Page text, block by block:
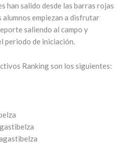
han salido desde las barras rojas
alumnos empiezan a disfrutar
saliendo al campo y
periodo de iniciación.
Ranking son los siguientes: